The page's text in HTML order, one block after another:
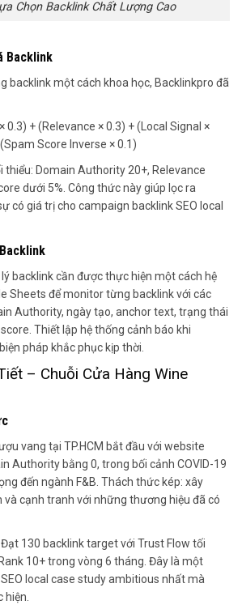
Chọn Backlink Chất Lượng Cao
Backlink
backlink một cách khoa học, Backlinkpro đã
0.3) + (Relevance × 0.3) + (Local Signal ×
Score Inverse × 0.1)
thiểu: Domain Authority 20+, Relevance
dưới 5%. Công thức này giúp lọc ra
có giá trị cho campaign backlink SEO local
backlink cần được thực hiện một cách hệ
Sheets để monitor từng backlink với các
Authority, ngày tạo, anchor text, trạng thái
Thiết lập hệ thống cảnh báo khi
pháp khắc phục kịp thời.
– Chuỗi Cửa Hàng Wine
vang tại TP.HCM bắt đầu với website
Authority bằng 0, trong bối cảnh COVID-19
đến ngành F&B. Thách thức kép: xây
cạnh tranh với những thương hiệu đã có
130 backlink target với Trust Flow tối
10+ trong vòng 6 tháng. Đây là một
local case study ambitious nhất mà
hiện.